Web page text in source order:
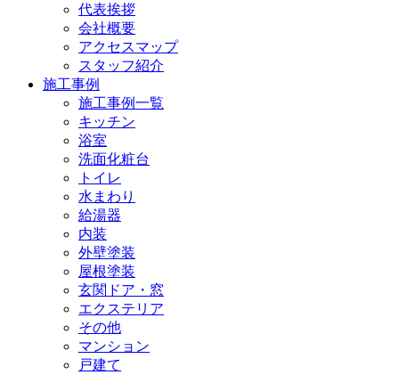
代表挨拶
会社概要
アクセスマップ
スタッフ紹介
施工事例
施工事例一覧
キッチン
浴室
洗面化粧台
トイレ
水まわり
給湯器
内装
外壁塗装
屋根塗装
玄関ドア・窓
エクステリア
その他
マンション
戸建て